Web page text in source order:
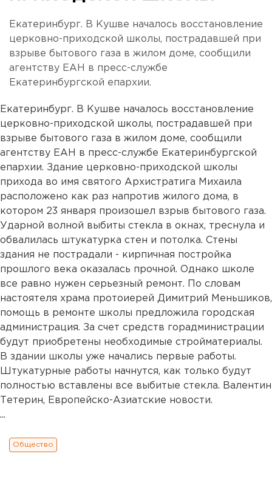
Екатеринбург. В Кушве началось восстановление
церковно-приходской школы, пострадавшей при
взрыве бытового газа в жилом доме, сообщили
агентству ЕАН в пресс-службе
Екатеринбургской епархии.
Екатеринбург. В Кушве началось восстановление
церковно-приходской школы, пострадавшей при
взрыве бытового газа в жилом доме, сообщили
агентству ЕАН в пресс-службе Екатеринбургской
епархии. Здание церковно-приходской школы
прихода во имя святого Архистратига Михаила
расположено как раз напротив жилого дома, в
котором 23 января произошел взрыв бытового газа.
Ударной волной выбиты стекла в окнах, треснула и
обвалилась штукатурка стен и потолка. Стены
здания не пострадали - кирпичная постройка
прошлого века оказалась прочной. Однако школе
все равно нужен серьезный ремонт. По словам
настоятеля храма протоиерей Димитрий Меньшиков,
помощь в ремонте школы предложила городская
администрация. За счет средств горадминистрации
будут приобретены необходимые стройматериалы.
В здании школы уже начались первые работы.
Штукатурные работы начнутся, как только будут
полностью вставлены все выбитые стекла. Валентин
Тетерин, Европейско-Азиатские новости.
...
Общество